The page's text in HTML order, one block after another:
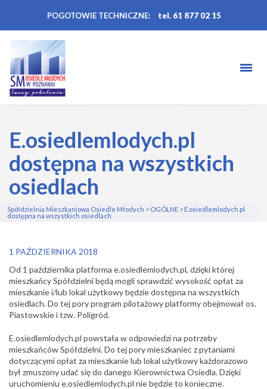
POGOTOWIE TECHNICZNE: tel. 61 877 02 15
E.osiedlemlodych.pl
dostępna na wszystkich
osiedlach
Spółdzielnia Mieszkaniowa Osiedle Młodych > OGÓLNE > E.osiedlemlodych.pl
dostępna na wszystkich osiedlach
1 PAŹDZIERNIKA 2018
Od 1 października platforma e.osiedlemlodych.pl, dzięki której
mieszkańcySpółdzielni będą mogli sprawdzić wysokość opłat za
mieszkanie i/lub lokal użytkowy będzie dostępna na wszystkich
osiedlach. Do tej pory program pilotażowy platformy obejmował os.
Piastowskie i tzw. Poligród.
E.osiedlemlodych.pl powstała w odpowiedzi na potrzeby
mieszkańców Spółdzielni. Do tej pory mieszkaniec z pytaniami
dotyczącymi opłat za mieszkanie lub lokal użytkowy każdorazowo
był zmuszony udać się do danego Kierownictwa Osiedla. Dzięki
uruchomieniu e.osiedlemlodych.pl nie będzie to konieczne.